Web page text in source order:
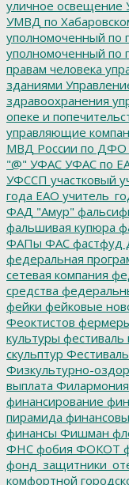
уличное освещение
УМВД по
уполномоченный по
уполномоченный по
правам человека
зданиями
здравоохранения
опеке и
управляющие
МВД России по ДФО
"@" УФАС УФАС по
УФССП участковый
года ЕАО
ФАД "Амур"
фальшивая купюра
ФАПы ФАС фастфуд
федеральная
сетевая компания
средства
фейки фейковые
Феоктистов
культуры фестиваль
скульптур
Физкультурно-
выплата Филармония
финансирование
пирамида
финансы Фишман
ФНС фобия ФОКОТ
комфортной